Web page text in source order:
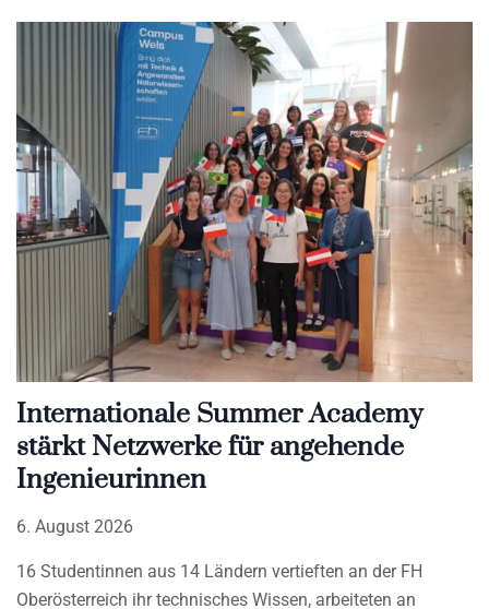
Internationale Summer Academy
stärkt Netzwerke für angehende
Ingenieurinnen
6. August 2026
16 Studentinnen aus 14 Ländern vertieften an der FH
Oberösterreich ihr technisches Wissen, arbeiteten an